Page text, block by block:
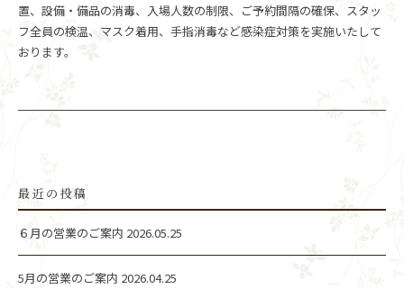
置、設備・備品の消毒、入場人数の制限、ご予約間隔の確保、スタッ
フ全員の検温、マスク着用、手指消毒など感染症対策を実施いたして
おります。
最近の投稿
６月の営業のご案内 2026.05.25
5月の営業のご案内 2026.04.25